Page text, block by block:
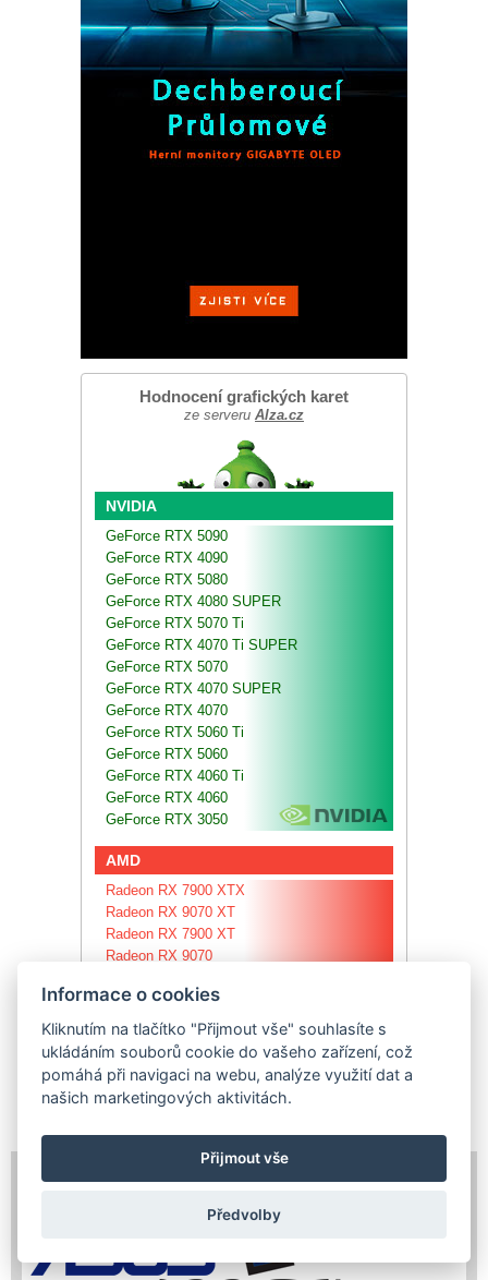
Hodnocení grafických karet
ze serveru Alza.cz
NVIDIA
GeForce RTX 5090
GeForce RTX 4090
GeForce RTX 5080
GeForce RTX 4080 SUPER
GeForce RTX 5070 Ti
GeForce RTX 4070 Ti SUPER
GeForce RTX 5070
GeForce RTX 4070 SUPER
GeForce RTX 4070
GeForce RTX 5060 Ti
GeForce RTX 5060
GeForce RTX 4060 Ti
GeForce RTX 4060
GeForce RTX 3050
AMD
Radeon RX 7900 XTX
Radeon RX 9070 XT
Radeon RX 7900 XT
Radeon RX 9070
Radeon RX 7800 XT
Radeon RX 7700 XT
Radeon RX 9060 XT
Radeon RX 7600 XT
Radeon RX 7600
SPONSORS & PARTNERS
Informace o cookies
Kliknutím na tlačítko "Přijmout vše" souhlasíte s
ukládáním souborů cookie do vašeho zařízení, což
pomáhá při navigaci na webu, analýze využití dat a
našich marketingových aktivitách.
Přijmout vše
Předvolby